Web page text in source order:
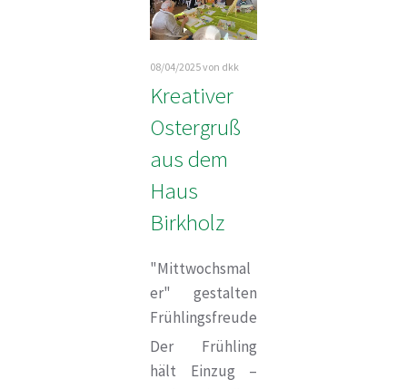
08/04/2025von dkk
Kreativer
Ostergruß
aus dem
Haus
Birkholz
"Mittwochsmal
er" gestalten
Frühlingsfreude
Der Frühling
hält Einzug –